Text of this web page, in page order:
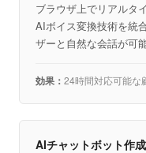
ブラウザ上でリアルタ
AIボイス変換技術を統
ザーと自然な会話が可能
24時間対応可能な
AIチャットボット作成